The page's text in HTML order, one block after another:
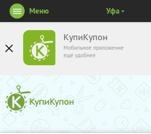
КупиКупон
Мобильное приложение
ещё удобнее
Меню Уфа